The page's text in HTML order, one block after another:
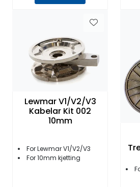
Lewmar V1/V2/V3
Kabelar Kit 002
10mm
For Lewmar V1/V2/V3
For 10mm kjetting